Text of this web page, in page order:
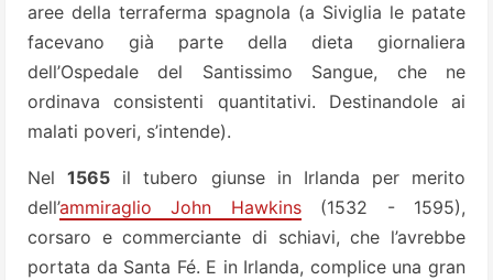
aree della terraferma spagnola (a Siviglia le patate
facevano già parte della dieta giornaliera
dell’Ospedale del Santissimo Sangue, che ne
ordinava consistenti quantitativi. Destinandole ai
malati poveri, s’intende).
Nel1565 il tubero giunse in Irlanda per merito
dell’ammiraglio John Hawkins(1532 - 1595),
corsaro e commerciante di schiavi, che l’avrebbe
portata da Santa Fé. E in Irlanda, complice una gran